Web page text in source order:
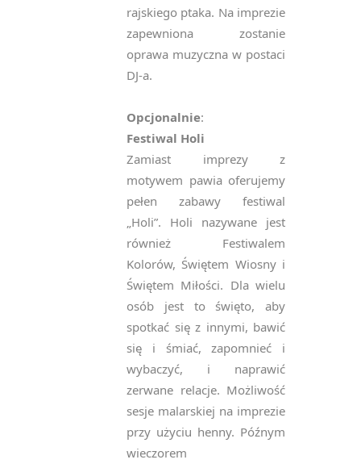
NEWSLETTER
— ZAPISZ SIĘ, ABY
OTRZYMYWAĆ
NAJNOWSZE
INFORMACJE
rajskiego ptaka. Na imprezie
zapewniona zostanie
oprawa muzyczna w postaci
DJ-a.
Opcjonalnie:
Festiwal Holi
Zamiast imprezy z
motywem pawia oferujemy
pełen zabawy festiwal
„Holi”. Holi nazywane jest
również Festiwalem
Kolorów, Świętem Wiosny i
Świętem Miłości. Dla wielu
osób jest to święto, aby
spotkać się z innymi, bawić
się i śmiać, zapomnieć i
wybaczyć, i naprawić
zerwane relacje. Możliwość
sesje malarskiej na imprezie
przy użyciu henny. Późnym
wieczorem